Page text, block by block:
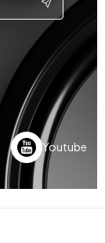
Youtube